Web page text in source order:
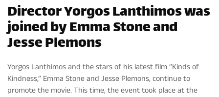
Director Yorgos Lanthimos was
joined by Emma Stone and
Jesse Plemons
Yorgos Lanthimos and the stars of his latest film “Kinds of
Kindness,” Emma Stone and Jesse Plemons, continue to
promote the movie. This time, the event took place at the